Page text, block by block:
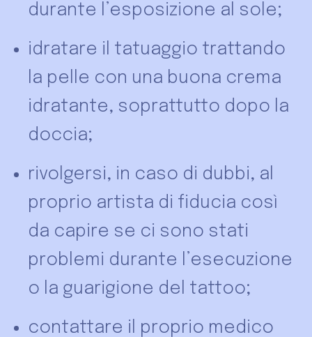
durante l’esposizione al sole;
idratare il tatuaggio trattando
la pelle con una buona crema
idratante, soprattutto dopo la
doccia;
rivolgersi, in caso di dubbi, al
proprio artista di fiducia così
da capire se ci sono stati
problemi durante l’esecuzione
o la guarigione del tattoo;
contattare il proprio medico